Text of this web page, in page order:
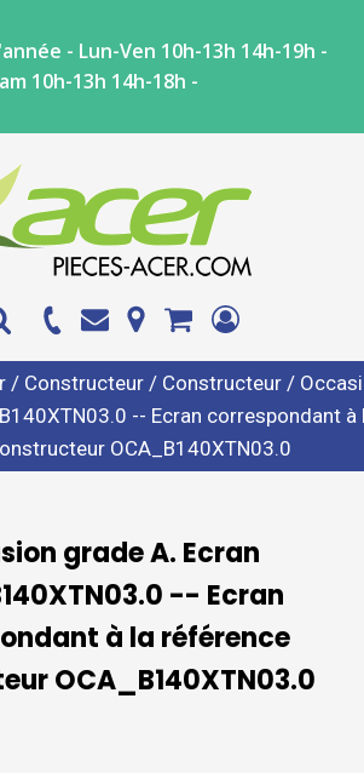
- Lun-Ven 10h-13h 14h-19h -
10h-13h 14h-18h -
/ Constructeur/ Constructeur/
-- Ecran correspondant à
OCA_B140XTN03.0
grade A. Ecran
-- Ecran
à la référence
OCA_B140XTN03.0